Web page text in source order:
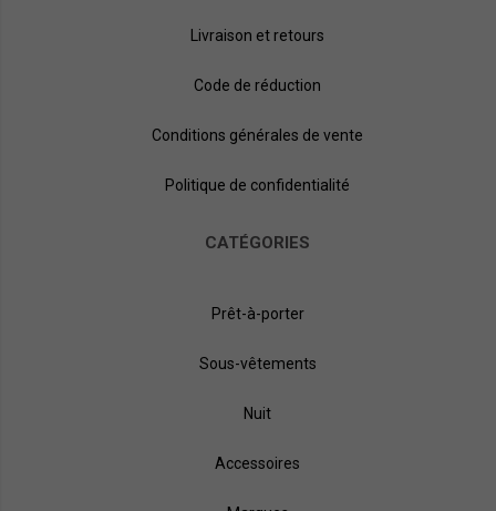
Livraison et retours
Code de réduction
Conditions générales de vente
Politique de confidentialité
CATÉGORIES
Prêt-à-porter
Sous-vêtements
Nuit
Accessoires